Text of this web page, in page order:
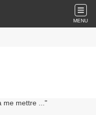
MENU